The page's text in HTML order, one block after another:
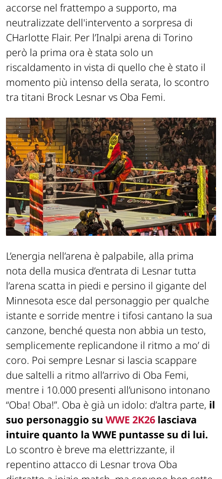
accorse nel frattempo a supporto, ma
neutralizzate dell'intervento a sorpresa di
CHarlotte Flair. Per l’Inalpi arena di Torino
però la prima ora è stata solo un
riscaldamento in vista di quello che è stato il
momento più intenso della serata, lo scontro
tra titani Brock Lesnar vs Oba Femi.
L’energia nell’arena è palpabile, alla prima
nota della musica d’entrata di Lesnar tutta
l’arena scatta in piedi e persino il gigante del
Minnesota esce dal personaggio per qualche
istante e sorride mentre i tifosi cantano la sua
canzone, benché questa non abbia un testo,
semplicemente replicandone il ritmo a mo’ di
coro. Poi sempre Lesnar si lascia scappare
due saltelli a ritmo all’arrivo di Oba Femi,
mentre i 10.000 presenti all’unisono intonano
“Oba! Oba!”. Oba è già un idolo: d’altra parte, il
suo personaggio su WWE 2K26 lasciava
intuire quanto la WWE puntasse su di lui.
Lo scontro è breve ma elettrizzante, il
repentino attacco di Lesnar trova Oba